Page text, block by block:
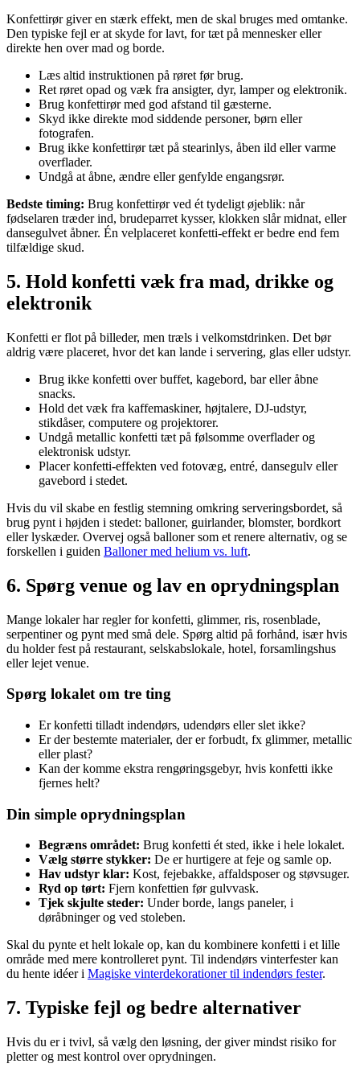
Konfettirør giver en stærk effekt, men de skal bruges med omtanke.
Den typiske fejl er at skyde for lavt, for tæt på mennesker eller
direkte hen over mad og borde.
Læs altid instruktionen på røret før brug.
Ret røret opad og væk fra ansigter, dyr, lamper og elektronik.
Brug konfettirør med god afstand til gæsterne.
Skyd ikke direkte mod siddende personer, børn eller
fotografen.
Brug ikke konfettirør tæt på stearinlys, åben ild eller varme
overflader.
Undgå at åbne, ændre eller genfylde engangsrør.
Bedste timing: Brug konfettirør ved ét tydeligt øjeblik: når
fødselaren træder ind, brudeparret kysser, klokken slår midnat, eller
dansegulvet åbner. Én velplaceret konfetti-effekt er bedre end fem
tilfældige skud.
5. Hold konfetti væk fra mad, drikke og
elektronik
Konfetti er flot på billeder, men træls i velkomstdrinken. Det bør
aldrig være placeret, hvor det kan lande i servering, glas eller udstyr.
Brug ikke konfetti over buffet, kagebord, bar eller åbne
snacks.
Hold det væk fra kaffemaskiner, højtalere, DJ-udstyr,
stikdåser, computere og projektorer.
Undgå metallic konfetti tæt på følsomme overflader og
elektronisk udstyr.
Placer konfetti-effekten ved fotovæg, entré, dansegulv eller
gavebord i stedet.
Hvis du vil skabe en festlig stemning omkring serveringsbordet, så
brug pynt i højden i stedet: balloner, guirlander, blomster, bordkort
eller lyskæder. Overvej også balloner som et renere alternativ, og se
forskellen i guiden Balloner med helium vs. luft.
6. Spørg venue og lav en oprydningsplan
Mange lokaler har regler for konfetti, glimmer, ris, rosenblade,
serpentiner og pynt med små dele. Spørg altid på forhånd, især hvis
du holder fest på restaurant, selskabslokale, hotel, forsamlingshus
eller lejet venue.
Spørg lokalet om tre ting
Er konfetti tilladt indendørs, udendørs eller slet ikke?
Er der bestemte materialer, der er forbudt, fx glimmer, metallic
eller plast?
Kan der komme ekstra rengøringsgebyr, hvis konfetti ikke
fjernes helt?
Din simple oprydningsplan
Begræns området: Brug konfetti ét sted, ikke i hele lokalet.
Vælg større stykker: De er hurtigere at feje og samle op.
Hav udstyr klar: Kost, fejebakke, affaldsposer og støvsuger.
Ryd op tørt: Fjern konfettien før gulvvask.
Tjek skjulte steder: Under borde, langs paneler, i
døråbninger og ved stoleben.
Skal du pynte et helt lokale op, kan du kombinere konfetti i et lille
område med mere kontrolleret pynt. Til indendørs vinterfester kan
du hente idéer i Magiske vinterdekorationer til indendørs fester.
7. Typiske fejl og bedre alternativer
Hvis du er i tvivl, så vælg den løsning, der giver mindst risiko for
pletter og mest kontrol over oprydningen.